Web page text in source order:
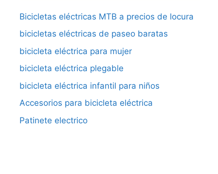
Bicicletas eléctricas MTB a precios de locura
bicicletas eléctricas de paseo baratas
bicicleta eléctrica para mujer
bicicleta eléctrica plegable
bicicleta eléctrica infantil para niños
Accesorios para bicicleta eléctrica
Patinete electrico